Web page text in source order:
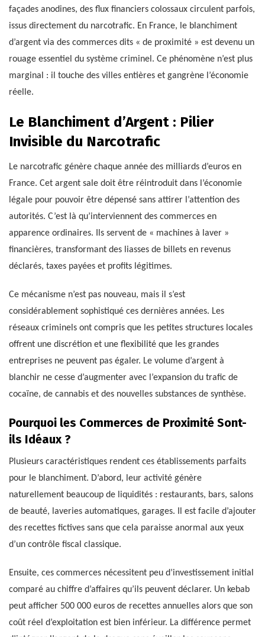
façades anodines, des flux financiers colossaux circulent parfois,
issus directement du narcotrafic. En France, le blanchiment
d’argent via des commerces dits « de proximité » est devenu un
rouage essentiel du système criminel. Ce phénomène n’est plus
marginal : il touche des villes entières et gangrène l’économie
réelle.
Le Blanchiment d’Argent : Pilier
Invisible du Narcotrafic
Le narcotrafic génère chaque année des milliards d’euros en
France. Cet argent sale doit être réintroduit dans l’économie
légale pour pouvoir être dépensé sans attirer l’attention des
autorités. C’est là qu’interviennent des commerces en
apparence ordinaires. Ils servent de « machines à laver »
financières, transformant des liasses de billets en revenus
déclarés, taxes payées et profits légitimes.
Ce mécanisme n’est pas nouveau, mais il s’est
considérablement sophistiqué ces dernières années. Les
réseaux criminels ont compris que les petites structures locales
offrent une discrétion et une flexibilité que les grandes
entreprises ne peuvent pas égaler. Le volume d’argent à
blanchir ne cesse d’augmenter avec l’expansion du trafic de
cocaïne, de cannabis et des nouvelles substances de synthèse.
Pourquoi les Commerces de Proximité Sont-
ils Idéaux ?
Plusieurs caractéristiques rendent ces établissements parfaits
pour le blanchiment. D’abord, leur activité génère
naturellement beaucoup de liquidités : restaurants, bars, salons
de beauté, laveries automatiques, garages. Il est facile d’ajouter
des recettes fictives sans que cela paraisse anormal aux yeux
d’un contrôle fiscal classique.
Ensuite, ces commerces nécessitent peu d’investissement initial
comparé au chiffre d’affaires qu’ils peuvent déclarer. Un kebab
peut afficher 500 000 euros de recettes annuelles alors que son
coût réel d’exploitation est bien inférieur. La différence permet